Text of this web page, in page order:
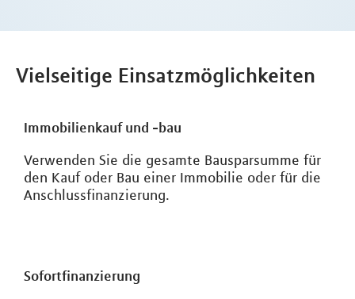
Vielseitige Einsatzmöglichkeiten
Immobilienkauf und -bau
Verwenden Sie die gesamte Bausparsumme für
den Kauf oder Bau einer Immobilie oder für die
Anschlussfinanzierung.
Sofortfinanzierung